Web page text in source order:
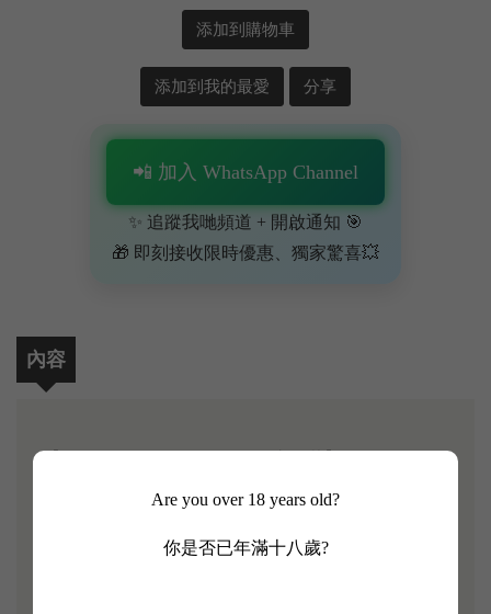
Are you over 18 years old?
你是否已年滿十八歲?
添加到購物車
添加到我的最愛 分享
📲 加入 WhatsApp Channel
✨ 追蹤我哋頻道 + 開啟通知 🎯
🎁 即刻接收限時優惠、獨家驚喜💥
內容
James Suckling 評分: 92+/100